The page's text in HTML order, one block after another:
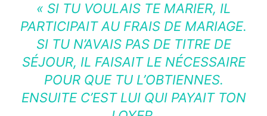
« SI TU VOULAIS TE MARIER, IL
PARTICIPAIT AU FRAIS DE MARIAGE.
SI TU N’AVAIS PAS DE TITRE DE
SÉJOUR, IL FAISAIT LE NÉCESSAIRE
POUR QUE TU L’OBTIENNES.
ENSUITE C’EST LUI QUI PAYAIT TON